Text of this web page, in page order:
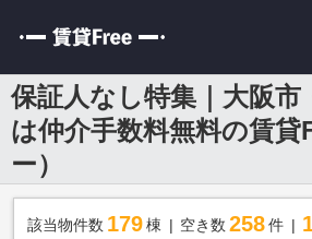
保証人なし特集｜大阪市
は仲介手数料無料の賃貸
ー）
該当物件数 179棟 空き数 258 件